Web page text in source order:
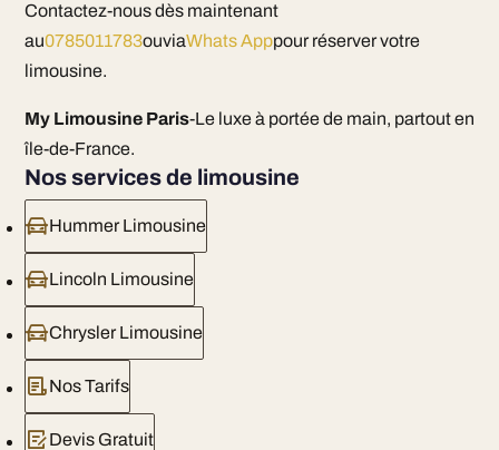
Contactez-nous dès maintenant
au0785011783ouviaWhats Apppour réserver votre
limousine.
My Limousine Paris-Le luxe à portée de main, partout en
île-de-France.
Nos services de limousine
Hummer Limousine
Lincoln Limousine
Chrysler Limousine
Nos Tarifs
Devis Gratuit